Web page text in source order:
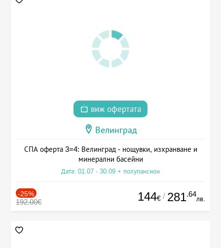
виж офертата
Велинград
СПА оферта 3=4: Велинград - нощувки, изхранване и
минерални басейни
Дата: 01.07 - 30.09 + полупансион
-25%
192.00€ 144€ / 281.64
лв.